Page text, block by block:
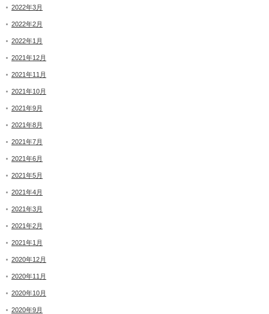
2022年3月
2022年2月
2022年1月
2021年12月
2021年11月
2021年10月
2021年9月
2021年8月
2021年7月
2021年6月
2021年5月
2021年4月
2021年3月
2021年2月
2021年1月
2020年12月
2020年11月
2020年10月
2020年9月